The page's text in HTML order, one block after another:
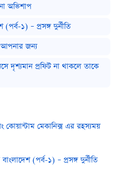
অভিশাপ
১) – প্রসঙ্গ দুর্নীতি
আপনার জন্য
দৃশ্যমান প্রফিট না থাকলে তাকে
কোয়ান্টাম মেকানিক্স এর রহস্যময়
(পর্ব-১) – প্রসঙ্গ দুর্নীতি